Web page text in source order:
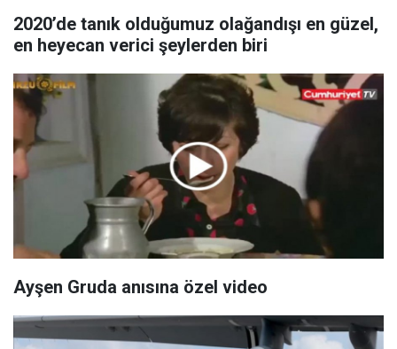
2020’de tanık olduğumuz olağandışı en güzel,
en heyecan verici şeylerden biri
Ayşen Gruda anısına özel video